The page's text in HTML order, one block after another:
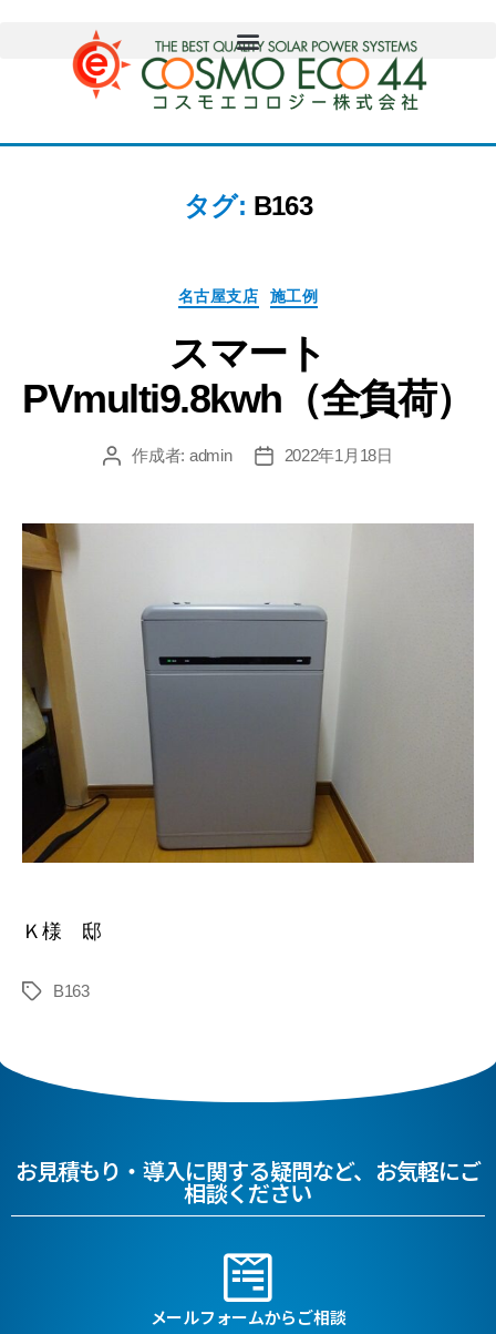
タグ: B163
名古屋支店 施工例
スマート
PVmulti9.8kwh（全負荷）
作成者: admin 2022年1月18日
Ｋ様 邸
B163
お見積もり・導入に関する疑問など、お気軽にご
相談ください
メールフォームからご相談